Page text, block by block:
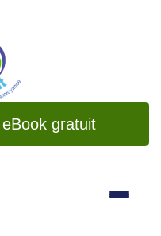
gratuit